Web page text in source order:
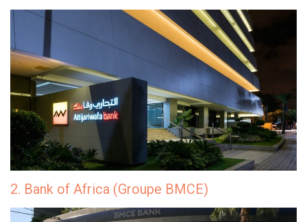
2. Bank of Africa (Groupe BMCE)